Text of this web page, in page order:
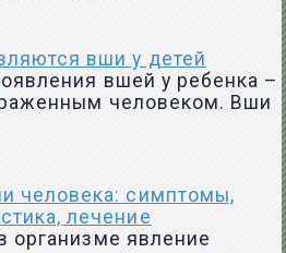
вши у детей
вшей у ребенка –
человеком. Вши
человека: симптомы,
лечение
организме явление